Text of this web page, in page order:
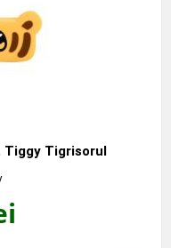
Tiggy Tigrisorul